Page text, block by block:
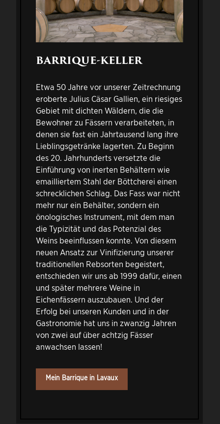
BARRIQUE-KELLER
Etwa 50 Jahre vor unserer Zeitrechnung
eroberte Julius Cäsar Gallien, ein riesiges
Gebiet mit dichten Wäldern, die die
Bewohner zu Fässern verarbeiteten, in
denen sie fast ein Jahrtausend lang ihre
Lieblingsgetränke lagerten. Zu Beginn
des 20. Jahrhunderts versetzte die
Einführung von inerten Behältern wie
emailliertem Stahl der Böttcherei einen
schrecklichen Schlag. Das Fass war nicht
mehr nur ein Behälter, sondern ein
önologisches Instrument, mit dem man
die Typizität und das Potenzial des
Weins beeinflussen konnte. Von diesem
neuen Ansatz zur Vinifizierung unserer
traditionellen Rebsorten begeistert,
entschieden wir uns ab 1999 dafür, einen
und später mehrere Weine in
Eichenfässern auszubauen. Und der
Erfolg bei unseren Kunden und in der
Gastronomie hat uns in zwanzig Jahren
von zwei auf über achtzig Fässer
anwachsen lassen!
Mein Barrique in Lavaux